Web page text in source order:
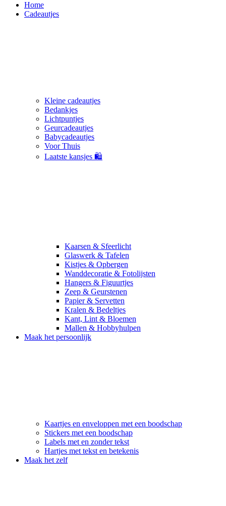
Home
Cadeautjes
Kleine cadeautjes
Bedankjes
Lichtpuntjes
Geurcadeautjes
Babycadeautjes
Voor Thuis
Laatste kansjes 🛍️
Kaarsen & Sfeerlicht
Glaswerk & Tafelen
Kistjes & Opbergen
Wanddecoratie & Fotolijsten
Hangers & Figuurtjes
Zeep & Geurstenen
Papier & Servetten
Kralen & Bedeltjes
Kant, Lint & Bloemen
Mallen & Hobbyhulpen
Maak het persoonlijk
Kaartjes en enveloppen met een boodschap
Stickers met een boodschap
Labels met en zonder tekst
Hartjes met tekst en betekenis
Maak het zelf